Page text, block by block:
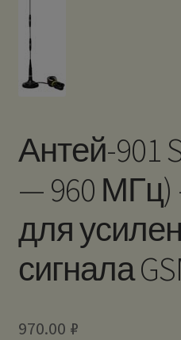
Антей-901
— 960
для
сигнала
970.00 ₽